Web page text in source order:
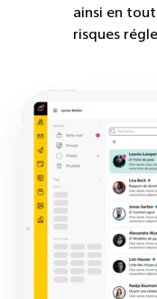
ainsi en
risques
législation